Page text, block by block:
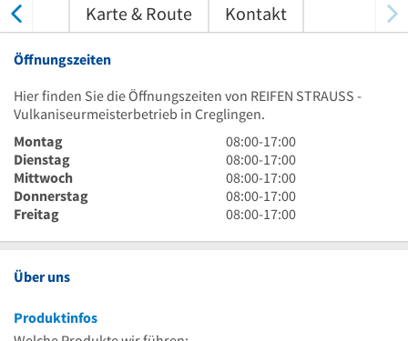
Karte & Route Kontakt
Öffnungszeiten
Hier finden Sie die Öffnungszeiten von REIFEN STRAUSS -
Vulkaniseurmeisterbetrieb in Creglingen.
Montag
8
Uhr
bis
17
Uhr
08:00-17:00
Dienstag
8
Uhr
bis
17
08:00-17:00
Mittwoch
8
Uhr
bis
Uhr
08:00-17:00
Donnerstag
8
Uhr
17
08:00-17:00
Freitag
8
bis
08:00-17:00
Über uns
Produktinfos